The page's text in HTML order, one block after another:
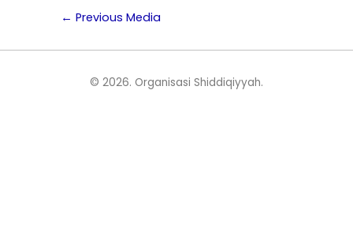
Post
← Previous Media
© 2026. Organisasi Shiddiqiyyah.